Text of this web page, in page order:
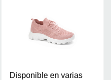
Disponible en varias